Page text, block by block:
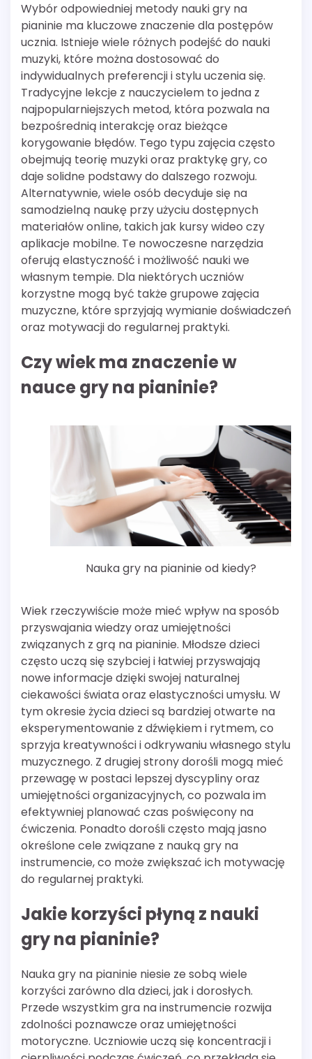
Wybór odpowiedniej metody nauki gry na
pianinie ma kluczowe znaczenie dla postępów
ucznia. Istnieje wiele różnych podejść do nauki
muzyki, które można dostosować do
indywidualnych preferencji i stylu uczenia się.
Tradycyjne lekcje z nauczycielem to jedna z
najpopularniejszych metod, która pozwala na
bezpośrednią interakcję oraz bieżące
korygowanie błędów. Tego typu zajęcia często
obejmują teorię muzyki oraz praktykę gry, co
daje solidne podstawy do dalszego rozwoju.
Alternatywnie, wiele osób decyduje się na
samodzielną naukę przy użyciu dostępnych
materiałów online, takich jak kursy wideo czy
aplikacje mobilne. Te nowoczesne narzędzia
oferują elastyczność i możliwość nauki we
własnym tempie. Dla niektórych uczniów
korzystne mogą być także grupowe zajęcia
muzyczne, które sprzyjają wymianie doświadczeń
oraz motywacji do regularnej praktyki.
Czy wiek ma znaczenie w
nauce gry na pianinie?
Nauka gry na pianinie od kiedy?
Wiek rzeczywiście może mieć wpływ na sposób
przyswajania wiedzy oraz umiejętności
związanych z grą na pianinie. Młodsze dzieci
często uczą się szybciej i łatwiej przyswajają
nowe informacje dzięki swojej naturalnej
ciekawości świata oraz elastyczności umysłu. W
tym okresie życia dzieci są bardziej otwarte na
eksperymentowanie z dźwiękiem i rytmem, co
sprzyja kreatywności i odkrywaniu własnego stylu
muzycznego. Z drugiej strony dorośli mogą mieć
przewagę w postaci lepszej dyscypliny oraz
umiejętności organizacyjnych, co pozwala im
efektywniej planować czas poświęcony na
ćwiczenia. Ponadto dorośli często mają jasno
określone cele związane z nauką gry na
instrumencie, co może zwiększać ich motywację
do regularnej praktyki.
Jakie korzyści płyną z nauki
gry na pianinie?
Nauka gry na pianinie niesie ze sobą wiele
korzyści zarówno dla dzieci, jak i dorosłych.
Przede wszystkim gra na instrumencie rozwija
zdolności poznawcze oraz umiejętności
motoryczne. Uczniowie uczą się koncentracji i